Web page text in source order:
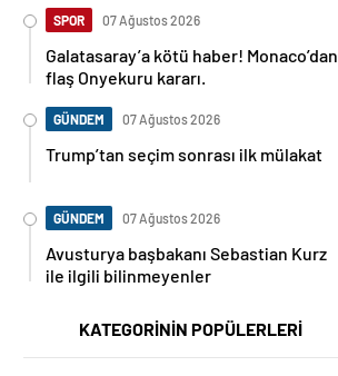
SPOR 07 Ağustos 2026
Galatasaray’a kötü haber! Monaco’dan
flaş Onyekuru kararı.
GÜNDEM 07 Ağustos 2026
Trump’tan seçim sonrası ilk mülakat
GÜNDEM 07 Ağustos 2026
Avusturya başbakanı Sebastian Kurz
ile ilgili bilinmeyenler
KATEGORİNİN POPÜLERLERİ